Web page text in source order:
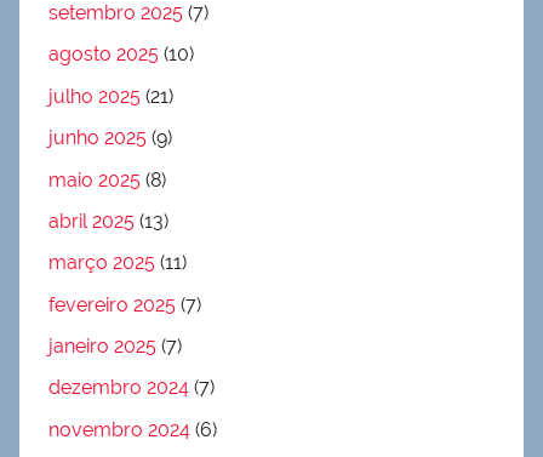
setembro 2025 (7)
agosto 2025 (10)
julho 2025 (21)
junho 2025 (9)
maio 2025 (8)
abril 2025 (13)
março 2025 (11)
fevereiro 2025 (7)
janeiro 2025 (7)
dezembro 2024 (7)
novembro 2024 (6)